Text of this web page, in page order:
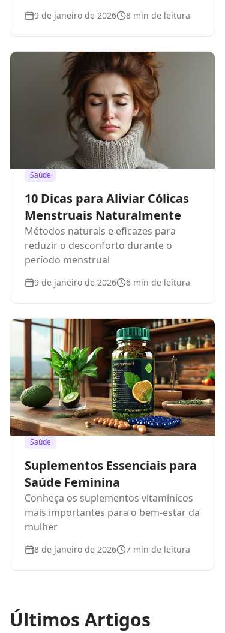
9 de janeiro de 2026 8 min de leitura
Saúde
10 Dicas para Aliviar Cólicas
Menstruais Naturalmente
Métodos naturais e eficazes para
reduzir o desconforto durante o
período menstrual
9 de janeiro de 2026 6 min de leitura
Saúde
Suplementos Essenciais para
Saúde Feminina
Conheça os suplementos vitamínicos
mais importantes para o bem-estar da
mulher
8 de janeiro de 2026 7 min de leitura
Últimos Artigos